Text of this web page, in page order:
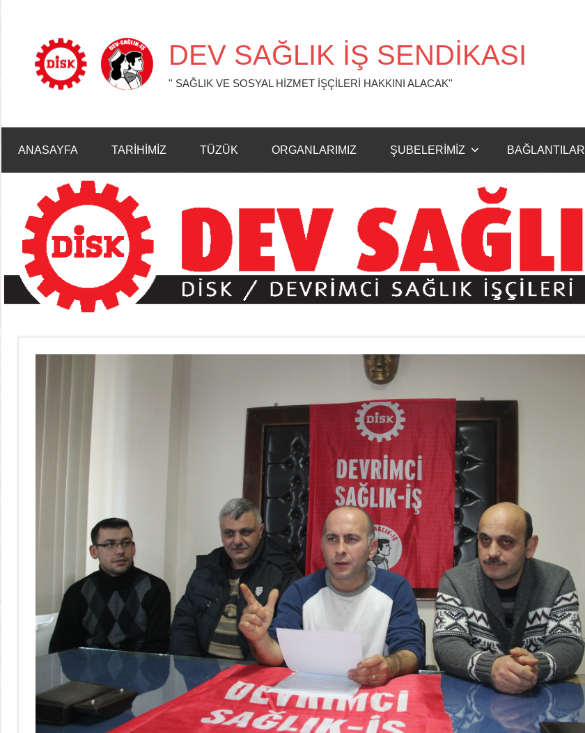
DEV SAĞLIK İŞ SENDİKASI
'' SAĞLIK VE SOSYAL HİZMET İŞÇİLERİ HAKKINI ALACAK''
ANASAYFA TARİHİMİZ TÜZÜK ORGANLARIMIZ ŞUBELERİMİZ BAĞLANTILAR